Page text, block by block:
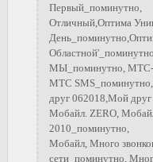
Первый_поминутно,
Отличный,Оптима
МЫ_поминутно, МТС-
МТС
друг 062018,Мой
Мобайл. ZERO,
2010_поминутно,
Мобайл, Много
сети_поминутно,